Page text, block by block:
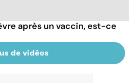
après un vaccin, est-ce
de vidéos